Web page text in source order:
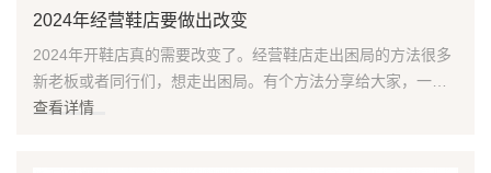
2024年经营鞋店要做出改变
2024年开鞋店真的需要改变了。经营鞋店走出困局的方法很多
新老板或者同行们，想走出困局。有个方法分享给大家，一定
要去学学。首先，一定要意识到，哪怕在购物中心开店...
查看详情